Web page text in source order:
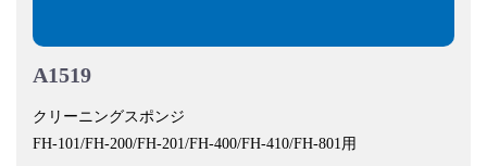
A1519
クリーニングスポンジ
FH-101/FH-200/FH-201/FH-400/FH-410/FH-801用